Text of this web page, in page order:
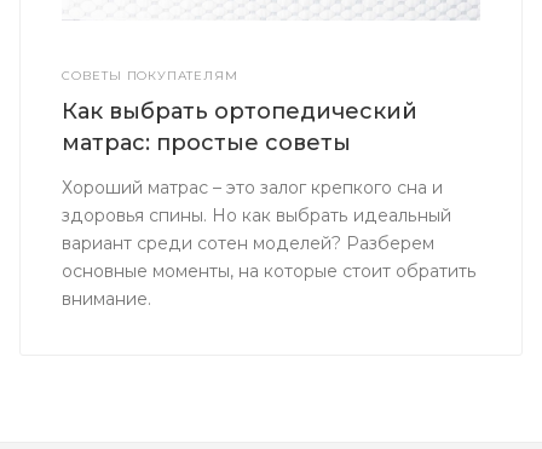
СОВЕТЫ ПОКУПАТЕЛЯМ
Как выбрать ортопедический
матрас: простые советы
Хороший матрас – это залог крепкого сна и
здоровья спины. Но как выбрать идеальный
вариант среди сотен моделей? Разберем
основные моменты, на которые стоит обратить
внимание.